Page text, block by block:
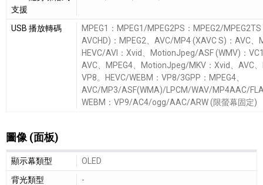
支援
USB 播放轉碼
MPEG1：MPEG1/MPEG2PS：MPEG2/MPEG2TS
AVCHD)：MPEG2、AVC/MP4 (XAVC S)：AVC、
HEVC/AVI：Xvid、MotionJpeg/ASF (WMV)：
AVC、MPEG4、MotionJpeg/MKV：Xvid、AVC
VP8。HEVC/WEBM：VP8/3GPP：MPEG4、
AVC/MP3/ASF(WMA)/LPCM/WAV/MP4AAC/
WEBM：VP9/AC4/ogg/AAC/ARW (限螢幕固定)
圖像 (面板)
圖像 (面板)細節敘述
顯示幕類型
OLED
背光類型
-